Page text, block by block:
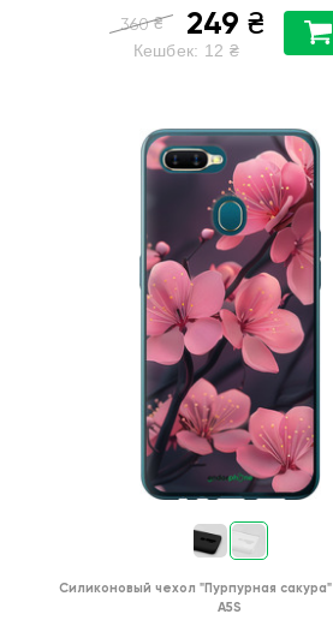
360 ₴ 249 ₴
Кешбек: 12 ₴
Силиконовый чехол "Пурпурная сакура"
A5S